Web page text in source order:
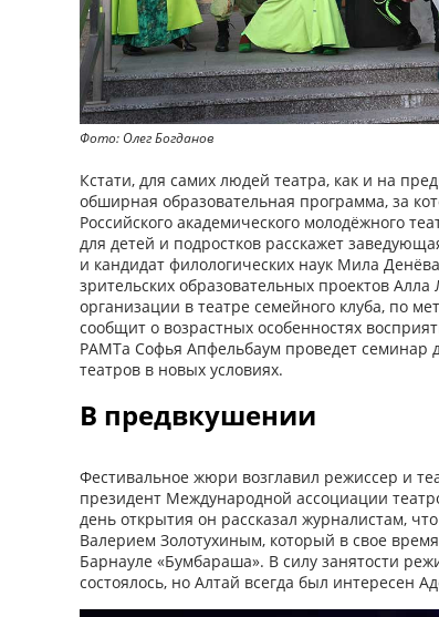
Фото: Олег Богданов
Кстати, для самих людей театра, как и на
обширная образовательная программа, за
Российского академического молодёжного
для детей и подростков расскажет
и кандидат филологических наук Мила
зрительских образовательных проектов
организации в театре семейного клуба, по
сообщит о возрастных особенностях
РАМТа Софья Апфельбаум проведет семинар
театров в новых условиях.
В предвкушении
Фестивальное жюри возглавил режиссер и
президент Международной ассоциации
день открытия он рассказал журналистам,
Валерием Золотухиным, который в свое
Барнауле «Бумбараша». В силу занятости
состоялось, но Алтай всегда был интересен